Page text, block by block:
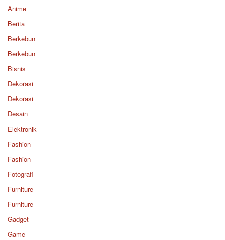
Anime
Berita
Berkebun
Berkebun
Bisnis
Dekorasi
Dekorasi
Desain
Elektronik
Fashion
Fashion
Fotografi
Furniture
Furniture
Gadget
Game